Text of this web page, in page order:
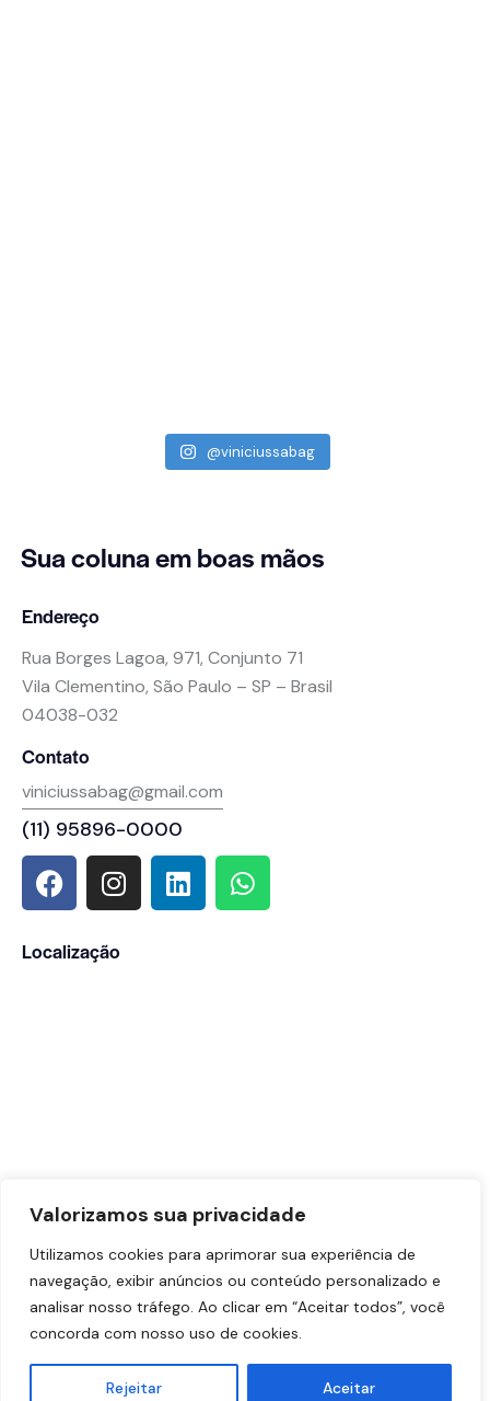
Valorizamos sua privacidade
Utilizamos cookies para aprimorar sua experiência de
navegação, exibir anúncios ou conteúdo personalizado e
analisar nosso tráfego. Ao clicar em “Aceitar todos”, você
concorda com nosso uso de cookies.
Rejeitar Aceitar
@viniciussabag
Sua colunaem boas mãos
Endereço
Rua Borges Lagoa, 971, Conjunto 71
Vila Clementino, São Paulo – SP – Brasil
04038-032
Contato
viniciussabag@gmail.com
(11) 95896-0000
Localização
Dr. Vinicius Sabag – CRM-SP: 191.433 | RQE Nº: 90883